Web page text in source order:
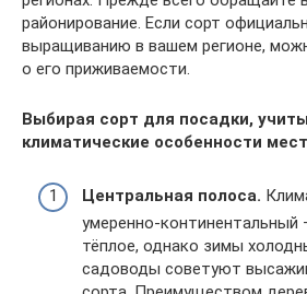
районирование. Если сорт
выращиванию в вашем регионе,
о его приживаемости.
Выбирая сорт для посадки,
климатические особенности
Центральная полоса.
умеренно-континентальный
тёплое, однако зимы
садоводы советуют